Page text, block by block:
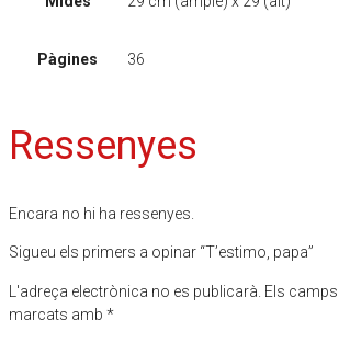
Pàgines 36
Ressenyes
Encara no hi ha ressenyes.
Sigueu els primers a opinar “T’estimo, papa”
L'adreça electrònica no es publicarà. Els
marcats amb *